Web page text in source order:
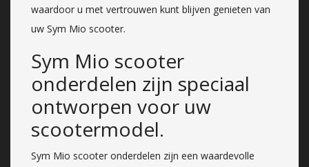
waardoor u met vertrouwen kunt blijven genieten van
uw Sym Mio scooter.
Sym Mio scooter
onderdelen zijn speciaal
ontworpen voor uw
scootermodel.
Sym Mio scooter onderdelen zijn een waardevolle